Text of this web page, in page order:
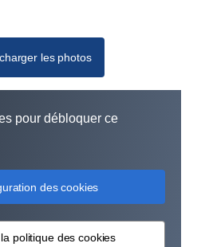
les photos
pour débloquer ce
des cookies
politique des cookies